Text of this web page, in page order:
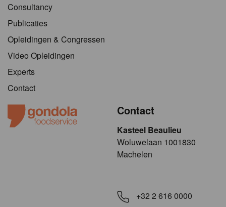
Consultancy
Publicaties
Opleidingen & Congressen
Video Opleidingen
Experts
Contact
Contact
Kasteel Beaulieu
​​​Woluwelaan 1001830
Machelen
+32 2 616 0000